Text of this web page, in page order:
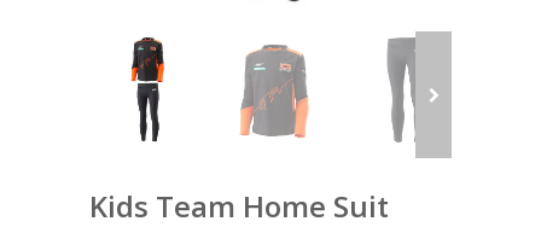
Kids Team Home Suit